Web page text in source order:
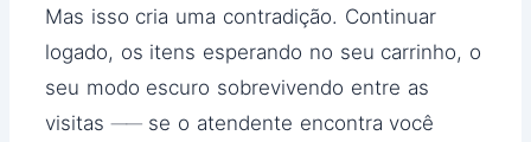
Mas isso cria uma contradição. Continuar
logado, os itens esperando no seu carrinho, o
seu modo escuro sobrevivendo entre as
visitas ── se o atendente encontra você